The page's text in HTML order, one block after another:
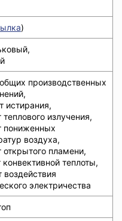
)
производственных
истирания,
излучения,
пониженных
воздуха,
открытого пламени,
теплоты,
воздействия
электричества